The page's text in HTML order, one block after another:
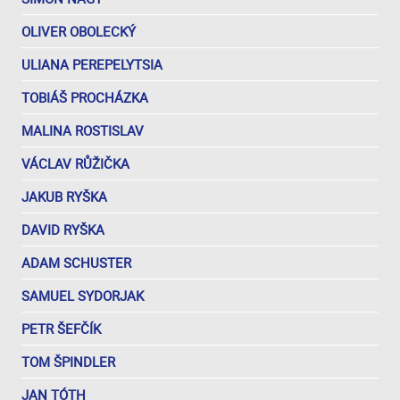
OLIVER OBOLECKÝ
ULIANA PEREPELYTSIA
TOBIÁŠ PROCHÁZKA
MALINA ROSTISLAV
VÁCLAV RŮŽIČKA
JAKUB RYŠKA
DAVID RYŠKA
ADAM SCHUSTER
SAMUEL SYDORJAK
PETR ŠEFČÍK
TOM ŠPINDLER
JAN TÓTH